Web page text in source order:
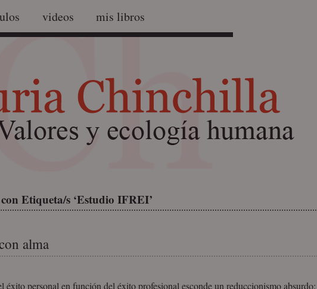
videos mis libros
Etiqueta/s ‘Estudio IFREI’
alma
éxito personal en función del éxito profesional esconde un reduccionismo absurdo: